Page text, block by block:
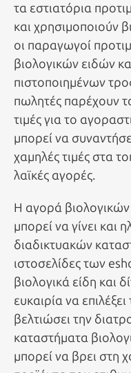
τα εστιατόρια
και χρησιμοποιούν
οι παραγωγοί
βιολογικών ειδών
πιστοποιημένων
πωλητές παρέχουν
τιμές για το
μπορεί να
χαμηλές τιμές στα
λαϊκές αγορές.
Η αγορά
μπορεί να γίνει και
διαδικτυακών
ιστοσελίδες των
βιολογικά είδη και
ευκαιρία να
βελτιώσει την
καταστήματα
μπορεί να βρει στη